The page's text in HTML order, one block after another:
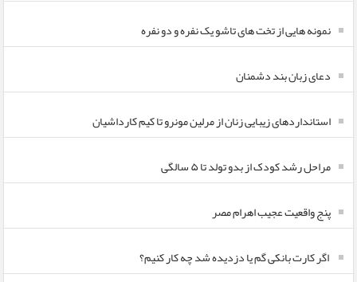
نمونه هایی از تخت های تاشو یک نفره و دو نفره
دعای زبان بند دشمنان
استانداردهای زیبایی زنان از مرلین مونرو تا کیم کارداشیان
مراحل رشد کودک از بدو تولد تا ۵ سالگی
پنج واقعیت عجیب اهرام مصر
اگر کارت بانکی گم یا دزدیده شد چه کار کنیم؟